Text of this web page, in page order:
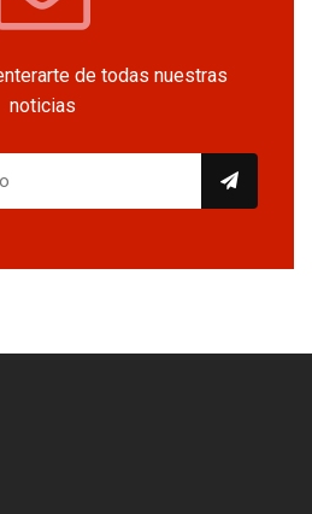
de todas nuestras
noticias